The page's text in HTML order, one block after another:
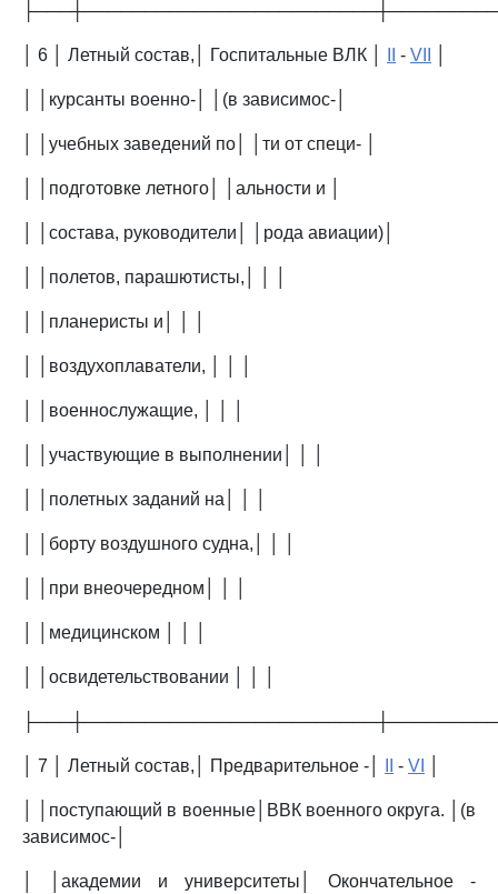
│ 6 │ Летный состав,│ Госпитальные ВЛК │ - VII
│ │курсанты военно-│ │(в зависимос-│
│ │учебных заведений по│ │ти от специ- │
│ │подготовке летного│ │альности и │
│ │состава, руководители│ │рода авиации)│
│ │полетов, парашютисты,│ │ │
│ │планеристы и│ │ │
│ │воздухоплаватели, │ │ │
│ │военнослужащие, │ │ │
│ │участвующие в выполнении│ │ │
│ │полетных заданий на│ │ │
│ │борту воздушного судна,│ │ │
│ │при внеочередном│ │ │
│ │медицинском │ │ │
│ │освидетельствовании │ │ │
│ 7 │ Летный состав,│ Предварительное -│ - VI
│ │поступающий в военные│ВВК военного округа. │(в
зависимос-│
│ │академии и университеты│ Окончательное -